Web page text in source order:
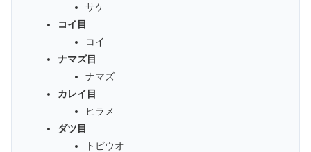
サケ
コイ目
コイ
ナマズ目
ナマズ
カレイ目
ヒラメ
ダツ目
トビウオ